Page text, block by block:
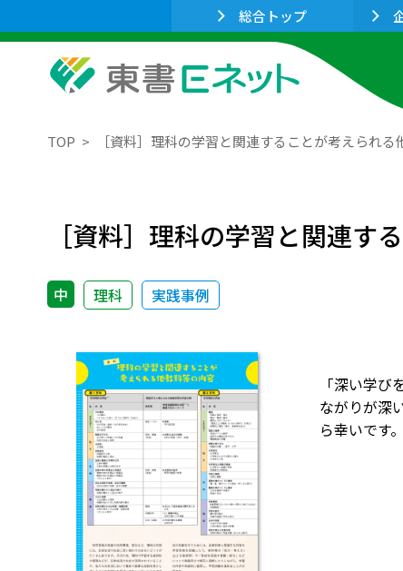
総合トップ
TOP ［資料］理科の学習と関連することが考えられる
［資料］理科の学習と関連す
中 理科 実践事例
「深い学
ながりが深
ら幸いです。